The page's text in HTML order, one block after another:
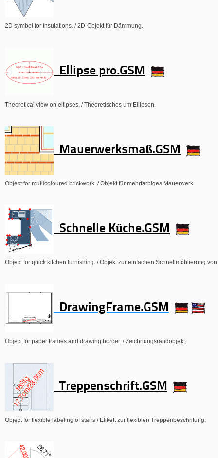
2D symbol for insulations. / 2D-Objekt für Dämmung.
Ellipse pro.GSM
Theoretical view on ellipses. / Theoretisches um Ellipsen.
Mauerwerksmaß.GSM
Object for mutlicoloured brickwork. / Objekt für mehrfarbiges Mauerwerk.
Schnelle Küche.GSM
Object for quick kitchen furnishing. / Objekt zur einfachen Schnellmöblierung
DrawingFrame.GSM
Object for paper frames and drawing border. / Zeichnungsrandobjekt.
Treppenschrift.GSM
Object for flexible labeling of stairs / Etikett zur flexiblen Treppenbeschritung.